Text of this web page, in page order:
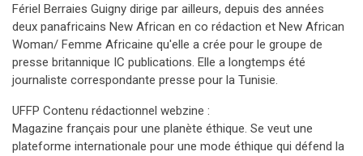
Fériel Berraies Guigny dirige par ailleurs, depuis des années
deux panafricains New African en co rédaction et New African
Woman/ Femme Africaine qu'elle a crée pour le groupe de
presse britannique IC publications. Elle a longtemps été
journaliste correspondante presse pour la Tunisie.
UFFP Contenu rédactionnel webzine :
Magazine français pour une planète éthique. Se veut une
plateforme internationale pour une mode éthique qui défend la